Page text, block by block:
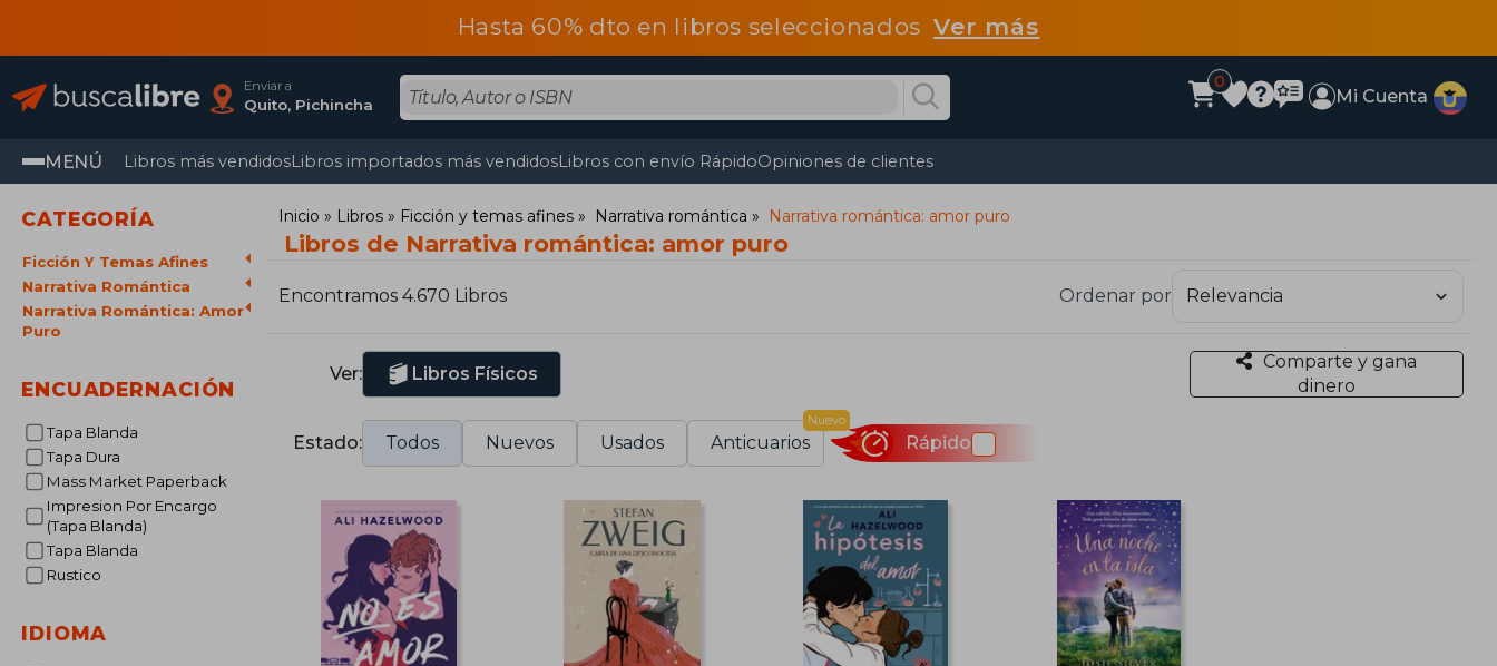
Hasta 60% dto en libros seleccionadosVer más
Enviar a
Quito, Pichincha
0
Mi Cuenta
MENÚ Libros más vendidosLibros importados más vendidosLibros con envío RápidoOpiniones de clientes
CATEGORÍA
Ficción Y Temas Afines
Narrativa Romántica
Narrativa Romántica: Amor
Puro
ENCUADERNACIÓN
Tapa Blanda
Tapa Dura
Mass Market Paperback
Impresion Por Encargo
(Tapa Blanda)
Tapa Blanda
Rustico
IDIOMA
Inicio Libros Ficción y temas afines Narrativa romántica Narrativa romántica: amor puro
Libros de Narrativa romántica: amor puro
Encontramos 4.670 Libros Ordenar por
Ver: Libros Físicos
Comparte y gana
dinero
Estado: Todos Nuevos Usados Anticuarios
Nuevo
Rápido